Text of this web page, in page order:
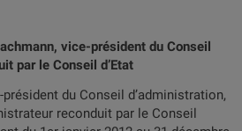
vice-président du Conseil
par le Conseil d’Etat
du Conseil d’administration,
reconduit par le Conseil